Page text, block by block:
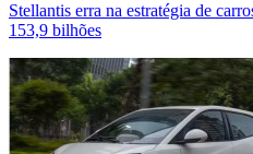
Stellantis erra na estratégia de
153,9 bilhões